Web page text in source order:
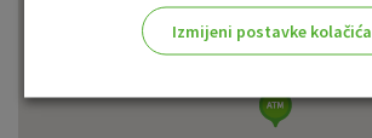
Izmijeni postavke kolačića